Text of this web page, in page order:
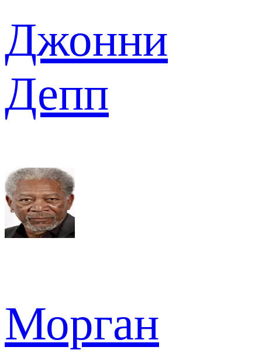
Джонни
Депп
Морган